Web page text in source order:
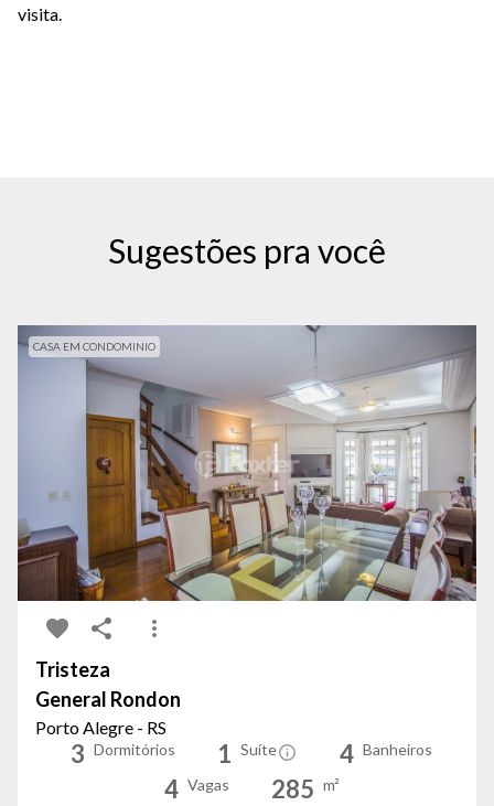
visita.
Sugestões pra você
CASA EM CONDOMINIO
Tristeza
General Rondon
Porto Alegre - RS
3 Dormitórios 1 Suíte 4 Banheiros
4 Vagas 285 m²